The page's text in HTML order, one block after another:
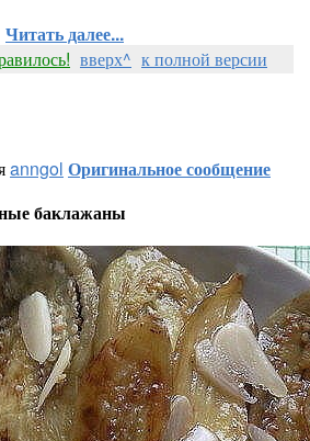
Читать далее...
вверх^ к полной версии
anngol Оригинальное сообщение
баклажаны